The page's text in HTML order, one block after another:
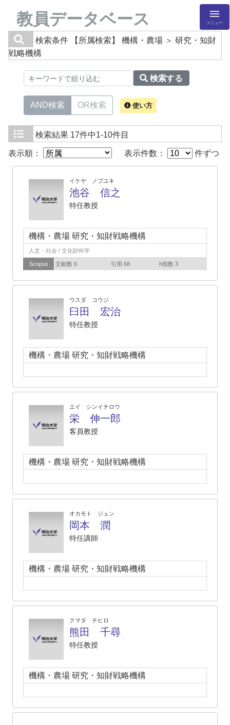
教員データベース メニュー
検索条件
【所属検索】 機構・農場 ＞ 研究・知財
戦略機構
検索する
AND検索 OR検索 使い方
検索結果 17件中1-10件目
表示順： 表示件数： 件ずつ
イケヤ ノブユキ
池谷 信之
特任教授
機構・農場 研究・知財戦略機構
人文・社会 / 文化財科学
Scopus 文献数 6 引用 68 h指数 3
ウスダ コウジ
臼田 宏治
特任教授
機構・農場 研究・知財戦略機構
エイ シンイチロウ
栄 伸一郎
客員教授
機構・農場 研究・知財戦略機構
オカモト ジュン
岡本 潤
特任講師
機構・農場 研究・知財戦略機構
クマタ チヒロ
熊田 千尋
特任教授
機構・農場 研究・知財戦略機構